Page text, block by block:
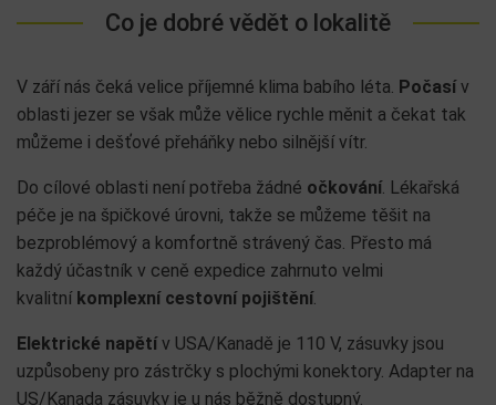
Co je dobré vědět o lokalitě
V září nás čeká velice příjemné klima babího léta. Počasív
oblasti jezer se však může vělice rychle měnit a čekat tak
můžeme i dešťové přeháňky nebo silnější vítr.
Do cílové oblasti není potřeba žádné očkování. Lékařská
péče je na špičkové úrovni, takže se můžeme těšit na
bezproblémový a komfortně strávený čas. Přesto má
každý účastník v ceně expedice zahrnuto velmi
kvalitní komplexní cestovní pojištění.
Elektrické napětív USA/Kanadě je 110 V, zásuvky jsou
uzpůsobeny pro zástrčky s plochými konektory. Adapter na
US/Kanada zásuvky je u nás běžně dostupný.